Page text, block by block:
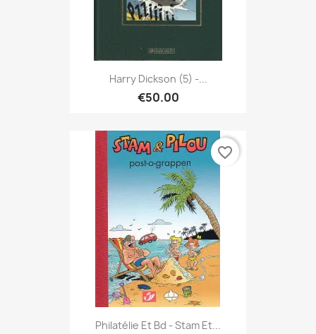
Harry Dickson (5) -...
€50.00
Philatélie Et Bd - Stam Et...
favorite_border